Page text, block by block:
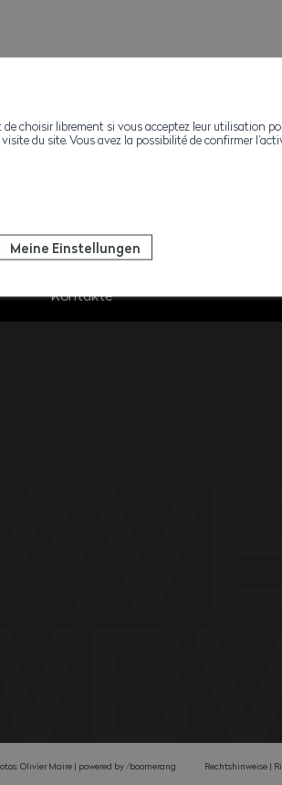
Kontakte
Rechtshinweise
Olivier Maire | powered by/boomerang
choisir librement si vous acceptez leur utilisation
du site. Vous avez la possibilité de confirmer
Meine Einstellungen